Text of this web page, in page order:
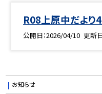
R08上原中だより
公開日 2026/04/10 更新
お知らせ